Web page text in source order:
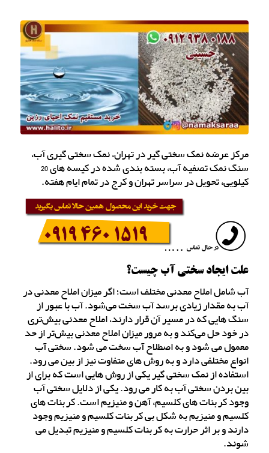
مرکز عرضه نمک سختی گیر در تهران، نمک سختی گیری آب،
سنگ نمک تصفیه آب، بسته بندی شده در کیسه های 20
کیلویی، تحویل در سراسر تهران و کرج در تمام ایام هفته.
علت ایجاد سختی آب چیست؟
آب شامل املاح معدنی مختلف است؛ اگر میزان املاح معدنی در
آب به مقدار زیادی برسد آب سخت می‌شود. آب با عبور از
سنگ هایی که در مسیر آن قرار دارند، املاح معدنی بیش‌تری
در خود حل می‌کند و به مرور میزان املاح معدنی بیش‌تر از حد
معمول می شود و به اصطلاح آب سخت می شود. سختی آب
انواع مختلفی دارد و به روش های متفاوت نیز از بین می رود.
استفاده از نمک سختی گیر یکی از روش هایی است که برای از
بین بردن سختی آب به کار می رود. یکی از دلایل سختی آب
وجود کربنات های کلسیم، آهن و منیزیم است. کربنات های
کلسیم و منیزیم به شکل بی کربنات کلسیم و منیزیم وجود
دارند و بر اثر حرارت به کربنات کلسیم و منیزیم تبدیل می
شوند.